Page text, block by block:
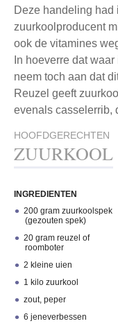
Deze handeling had
zuurkoolproducent
ook de vitamines
In hoeverre dat
neem toch aan dat
Reuzel geeft
evenals casselerrib,
HOOFDGERECHTEN
ZUURKOOL
INGREDIENTEN
200 gram zuurkoolspek
(gezouten spek)
20 gram reuzel of
roomboter
2 kleine uien
1 kilo zuurkool
zout, peper
6 jeneverbessen